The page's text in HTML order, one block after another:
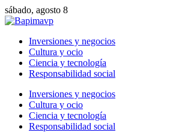
sábado, agosto 8
Inversiones y negocios
Cultura y ocio
Ciencia y tecnología
Responsabilidad social
Inversiones y negocios
Cultura y ocio
Ciencia y tecnología
Responsabilidad social